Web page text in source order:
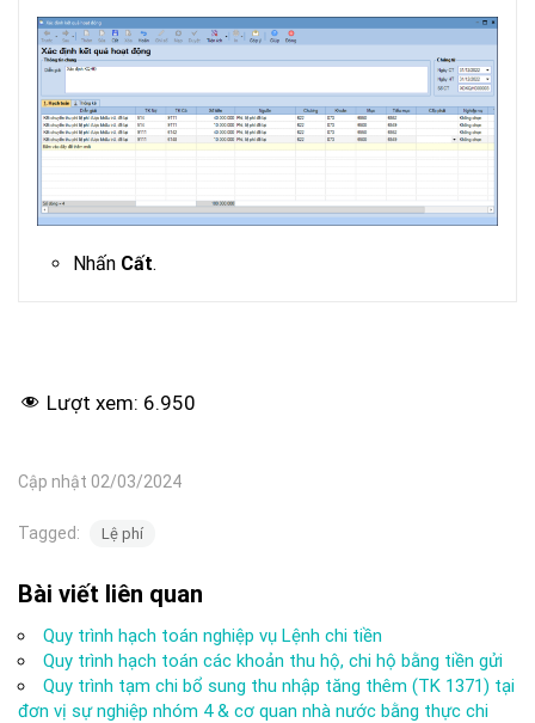
Nhấn Cất.
Lượt xem: 6.950
Cập nhật 02/03/2024
Tagged: Lệ phí
Bài viết liên quan
Quy trình hạch toán nghiệp vụ Lệnh chi tiền
Quy trình hạch toán các khoản thu hộ, chi hộ bằng tiền gửi
Quy trình tạm chi bổ sung thu nhập tăng thêm (TK 1371) tại
đơn vị sự nghiệp nhóm 4 & cơ quan nhà nước bằng thực chi